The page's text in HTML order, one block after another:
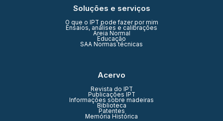
Soluções e serviços
O que o IPT pode fazer por mim
Ensaios, análises e calibrações
Areia Normal
Educação
SAA Normas técnicas
Acervo
Revista do IPT
Publicações IPT
Informações sobre madeiras
Biblioteca
Patentes
Memória Histórica